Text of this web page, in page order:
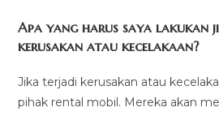
Apa yang harus saya lakukan
kerusakan atau kecelakaan?
Jika terjadi kerusakan atau
pihak rental mobil. Mereka akan